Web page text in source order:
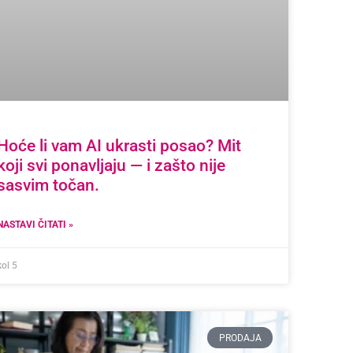
li vam AI ukrasti posao? Mit
svi ponavljaju — i zašto nije
točan.
ČITATI »
5
PRODAJA